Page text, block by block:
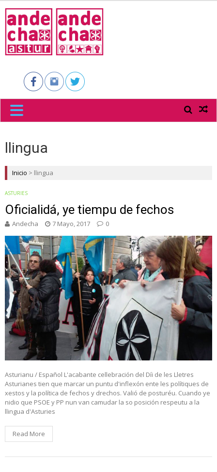
ASTUR
llingua
Inicio > llingua
ASTURIES
Oficialidá, ye tiempu de fechos
Andecha 7 Mayo, 2017 0
Asturianu / Español L'acabante cellebración del Díi de les Lletres
Asturianes tien que marcar un puntu d'inflexón ente les polítiques de
xestos y la política de fechos y drechos. Valió de posturéu. Cuando ye
nidio que PSOE y PP nun van camudar la so posición respeutu a la
llingua d'Asturies
Read More